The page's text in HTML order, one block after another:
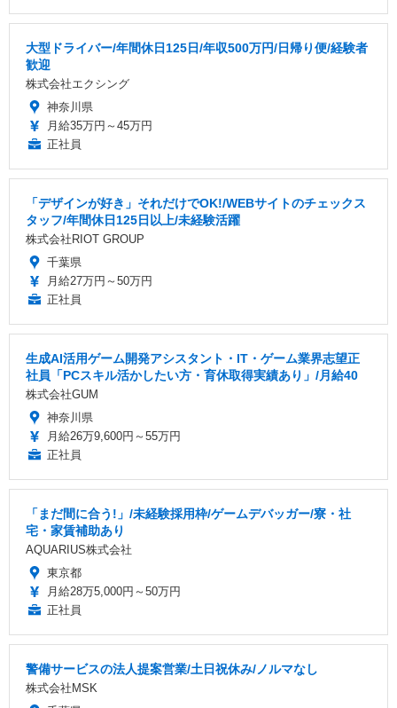
大型ドライバー/年間休日125日/年収500万円/日帰り便/経験者
歓迎
株式会社エクシング
神奈川県
月給35万円～45万円
正社員
「デザインが好き」それだけでOK!/WEBサイトのチェックス
タッフ/年間休日125日以上/未経験活躍
株式会社RIOT GROUP
千葉県
月給27万円～50万円
正社員
生成AI活用ゲーム開発アシスタント・IT・ゲーム業界志望正
社員「PCスキル活かしたい方・育休取得実績あり」/月給40
株式会社GUM
神奈川県
月給26万9,600円～55万円
正社員
「まだ間に合う!」/未経験採用枠/ゲームデバッガー/寮・社
宅・家賃補助あり
AQUARIUS株式会社
東京都
月給28万5,000円～50万円
正社員
警備サービスの法人提案営業/土日祝休み/ノルマなし
株式会社MSK